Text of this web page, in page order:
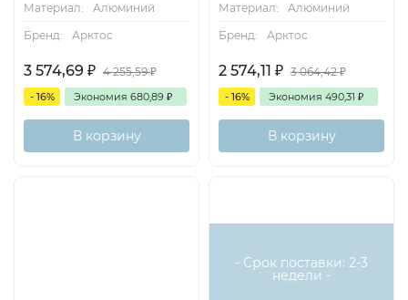
Материал:
Алюминий
Бренд:
Арктос
3 574,69 ₽ 4 255,59₽
- 16% Экономия 680,89 ₽
В корзину
Материал:
Алюминий
Бренд:
Арктос
2 574,11 ₽ 3 064,42₽
- 16% Экономия 490,31 ₽
В корзину
- Срок поставки: 2-3
недели -